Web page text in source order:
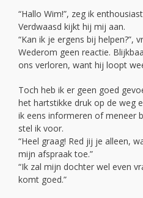
“Hallo Wim!”, zeg ik
Verdwaasd kijkt hij mij aan.
“Kan ik je ergens bij helpen?”,
Wederom geen reactie.
ons verloren, want hij loopt
Toch heb ik er geen goed
het hartstikke druk op de weg
ik eens informeren of meneer
stel ik voor.
“Heel graag! Red jij je alleen,
mijn afspraak toe.”
“Ik zal mijn dochter wel even
komt goed.”